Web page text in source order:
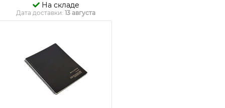
На складе
Дата доставки: 13 августа